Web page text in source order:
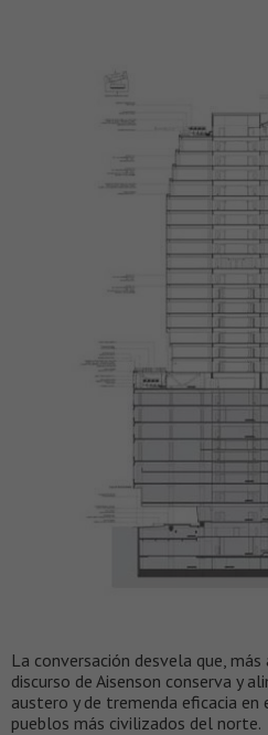
La conversación desvela que,
discurso de Aisenson conserva y
austero y de tremenda eficacia
pueblos más civilizados del norte.